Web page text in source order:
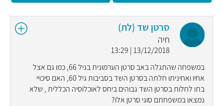
סרטן שד (לת)
חיה
13/12/2018 | 13:29
במשפחה שהתגלה באב סרטן הערמונית בגיל 66, כמו גם אצל
אחיו ואחיניתו חלתה בסרטן השד בסביבות גיל 60, האם סיכויי
בתו לחלות בסרטן השד גבוהים ביחס לאוכלוסיה הכללית , שלא
נמצאו במשפחתם סוגי סרטן אלו?